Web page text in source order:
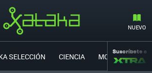
NUEVO
SELECCIÓN CIENCIA MOVILIDAD
Suscríbete a